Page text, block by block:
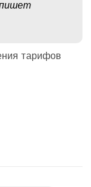
пишет
тарифов